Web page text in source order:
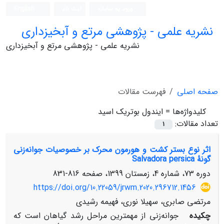
نشریه علمی - پژوهشی مرتع و آبخیزداری
نشریه علمی - پژوهشی مرتع و آبخیزداری
صفحه اصلی
فهرست مقالات
کلیدواژه‌ها = ایندول بوتریک اسید
تعداد مقالات:
1
اثر نوع بستر کشت و هورمون محرک بر خصوصیات جوانه‌زنی
گونۀ Salvadora persica
دوره 73، شماره 4، زمستان 1399، صفحه
816-831
https://doi.org/10.22059/jrwm.2020.296712.1456
مرتضی صابری، سهیلا نوری، فهیمه رشیدی
چکیده
جوانه‌زنی از مهم­ترین مراحل رشد گیاهان است که